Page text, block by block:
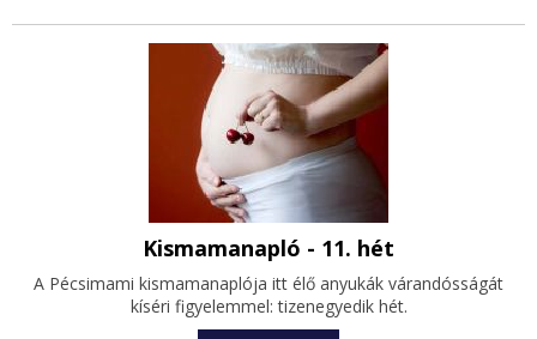
Kismamanapló - 11. hét
A Pécsimami kismamanaplója itt élő anyukák várandósságát
kíséri figyelemmel: tizenegyedik hét.